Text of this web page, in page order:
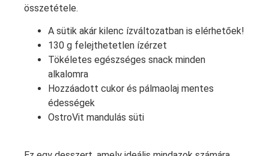
összetétele.
A sütik akár kilenc ízváltozatban is elérhetőek!
130 g felejthetetlen ízérzet
Tökéletes egészséges snack minden
alkalomra
Hozzáadott cukor és pálmaolaj mentes
édességek
OstroVit mandulás süti